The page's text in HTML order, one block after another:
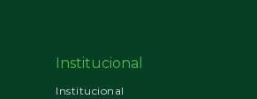
Institucional
Institucional